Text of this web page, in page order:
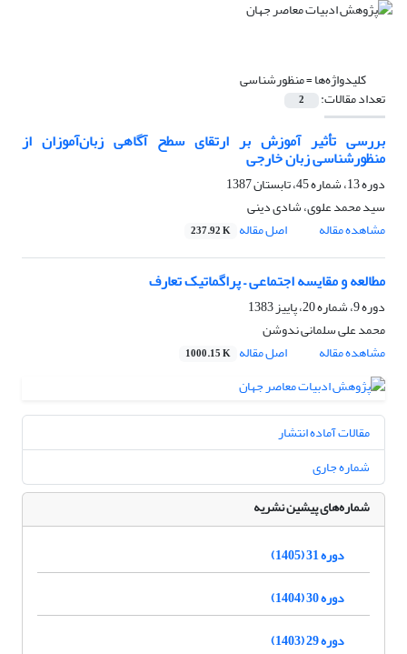
کلیدواژه‌ها =منظورشناسی
تعداد مقالات: 2
بررسی تأثیر آموزش بر ارتقای سطح آگاهی زبان‌آموزان از
منظورشناسی زبان خارجی
دوره 13، شماره 45، تابستان 1387
سید محمد علوی، شادی دینی
مشاهده مقاله
اصل مقاله 237.92 K
مطالعه و مقایسه اجتماعی – پراگماتیک تعارف
دوره 9، شماره 20، پاییز 1383
محمد علی سلمانی ندوشن
مشاهده مقاله
اصل مقاله 1000.15 K
مقالات آماده انتشار
شماره جاری
شماره‌های پیشین نشریه
دوره 31 (1405)
دوره 30 (1404)
دوره 29 (1403)